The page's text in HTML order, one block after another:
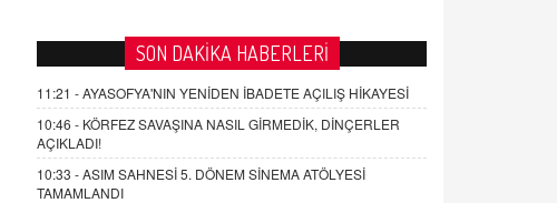
SON DAKİKA HABERLERİ
11:21 -AYASOFYA'NIN YENİDEN İBADETE AÇILIŞ HİKAYESİ
10:46 - KÖRFEZ SAVAŞINA NASIL GİRMEDİK, DİNÇERLER
AÇIKLADI!
10:33 -ASIM SAHNESİ 5. DÖNEM SİNEMA ATÖLYESİ
TAMAMLANDI